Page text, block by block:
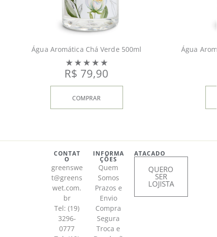
Água Aromática Chá Verde 500ml
R$ 79,90
COMPRAR
Água
CONTAT
O
greenswe
t@greens
wet.com.
br
Tel: (19)
3296-
0777
INFORMA
ÇÕES
Quem
Somos
Prazos e
Envio
Compra
Segura
Troca e
ATACADO
QUERO
SER
LOJISTA